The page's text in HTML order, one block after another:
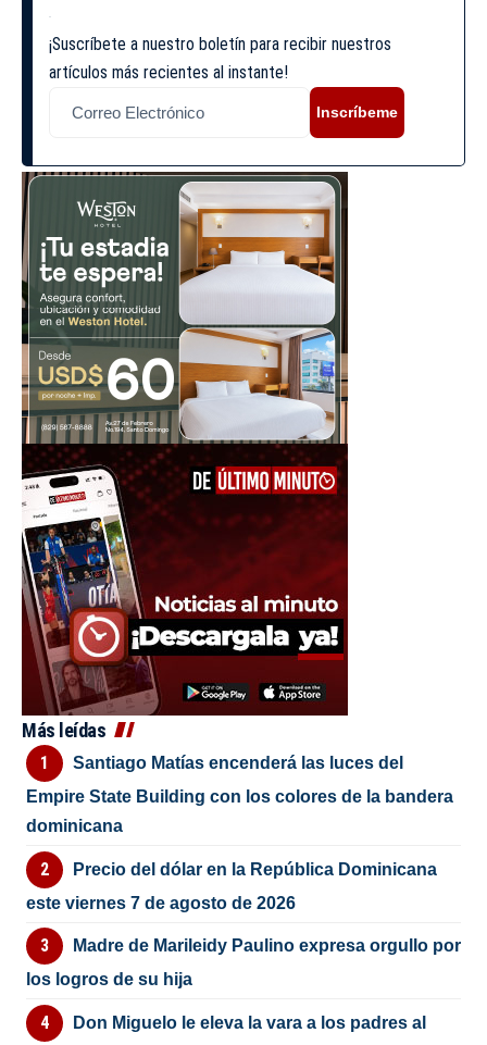
¡Suscríbete a nuestro boletín para recibir nuestros
artículos más recientes al instante!
Inscríbeme
Más leídas
Santiago Matías encenderá las luces del
Empire State Building con los colores de la bandera
dominicana
Precio del dólar en la República Dominicana
este viernes 7 de agosto de 2026
Madre de Marileidy Paulino expresa orgullo por
los logros de su hija
Don Miguelo le eleva la vara a los padres al